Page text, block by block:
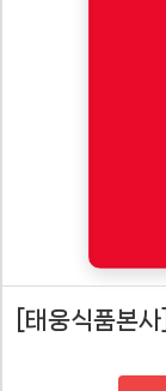
[태웅식품본